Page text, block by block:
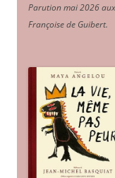
Parution mai 2026
Françoise de Guibert.